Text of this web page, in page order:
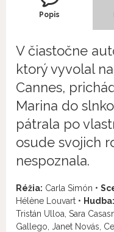
Popis
V čiastočne
ktorý vyvolal
Cannes,
Marina do
pátrala po
osude svojich
nespoznala.
Réžia: Carla Simón •
Hélène Louvart • Hudba:
Tristán Ulloa, Sara
Gallego, Janet Novás,